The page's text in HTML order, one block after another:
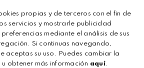
Ciudad de Panamá
y condiciones
propias y de terceros con el fin de
servicios y mostrarle publicidad
mediante el análisis de sus
Si continuas navegando,
aceptas su uso. Puedes cambiar la
obtener más información aquí.